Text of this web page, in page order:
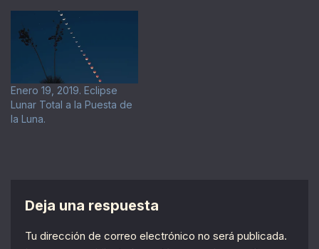
Enero 19, 2019. Eclipse
Lunar Total a la Puesta de
la Luna.
Deja una respuesta
Tu dirección de correo electrónico no será publicada.